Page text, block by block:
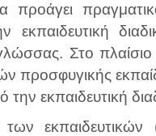
προάγει
Στο πλαίσιο
εκπαιδευτική
εκπαιδευτικών